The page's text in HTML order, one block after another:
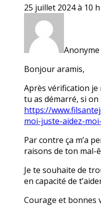
25 juillet 2024 à 10
Anonyme
Bonjour aramis,
Après vérification je
tu as démarré, si on
https://
moi-juste-aidez-
Par contre ça m’a
raisons de ton mal-
Je te souhaite de
en capacité de
Courage et bonnes